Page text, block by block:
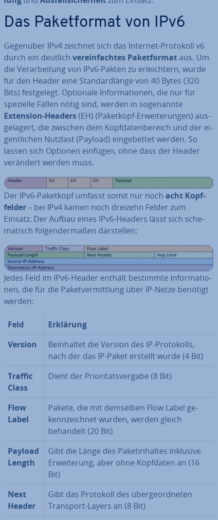
Das Pa­ket­for­mat von IPv6
Gegenüber IPv4 zeichnet sich das Internet-Protokoll v6
durch ein deutlich ver­ein­fach­tes Pa­ket­for­mataus. Um
die Ver­ar­bei­tung von IPv6-Pakten zu er­leich­tern, wurde
für den Header eine Stan­dard­län­ge von 40 Bytes (320
Bits) fest­ge­legt. Optionale In­for­ma­tio­nen, die nur für
spezielle Fällen nötig sind, werden in so­ge­nann­te
Extension-Headers(EH) (Paketkopf-Er­wei­te­run­gen) aus­
ge­la­gert, die zwischen dem Kopf­da­ten­be­reich und der ei­
gent­li­chen Nutzlast (Payload) ein­ge­bet­tet werden. So
lassen sich Optionen einfügen, ohne dass der Header
verändert werden muss.
Der IPv6-Paketkopf umfasst somit nur noch acht Kopf­
fel­der– bei IPv4 kamen noch dreizehn Felder zum
Einsatz. Der Aufbau eines IPv6-Headers lässt sich sche­
ma­tisch fol­gen­der­ma­ßen dar­stel­len:
Jedes Feld im IPv6-Header enthält bestimmte In­for­ma­tio­
nen, die für die Pa­ket­ver­mitt­lung über IP-Netze benötigt
werden:
Feld
Erklärung
Version
Be­inhal­tet die Version des IP-Pro­to­kolls,
nach der das IP-Paket erstellt wurde (4 Bit)
Traffic
Class
Dient der Prio­ri­täts­ver­ga­be (8 Bit)
Flow
Label
Pakete, die mit demselben Flow Label ge­
kenn­zeich­net wurden, werden gleich
behandelt (20 Bit)
Payload
Length
Gibt die Länge des Pa­ket­in­hal­tes inklusive
Er­wei­te­rung, aber ohne Kopfdaten an (16
Bit)
Next
Header
Gibt das Protokoll des über­ge­ord­ne­ten
Transport-Layers an (8 Bit)